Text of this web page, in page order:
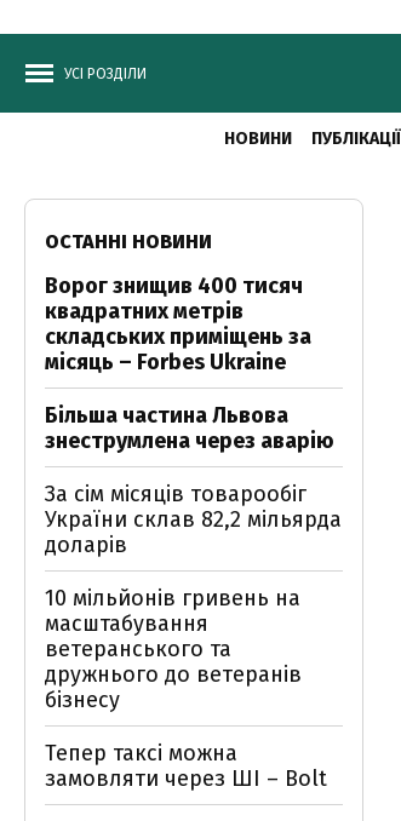
УСІ РОЗДІЛИ
НОВИНИ ПУБЛІКАЦІЇ
ОСТАННІ НОВИНИ
Ворог знищив 400 тисяч
квадратних метрів
складських приміщень за
місяць – Forbes Ukraine
Більша частина Львова
знеструмлена через аварію
За сім місяців товарообіг
України склав 82,2 мільярда
доларів
10 мільйонів гривень на
масштабування
ветеранського та
дружнього до ветеранів
бізнесу
Тепер таксі можна
замовляти через ШІ – Bolt